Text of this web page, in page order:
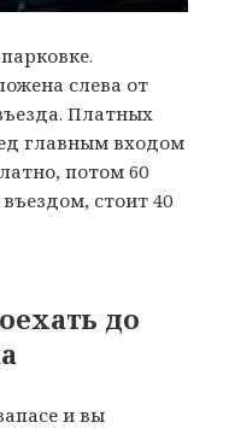
слева от
Платных
главным входом
потом 60
стоит 40
до
и вы